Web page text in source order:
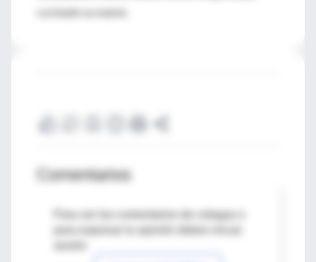
cocinado su mamá.
Comentarios
Para ver los comentarios de colegas o